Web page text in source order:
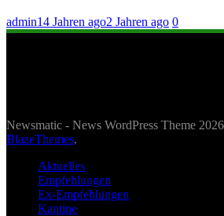
admin14 Jahren ago2 Jahren ago 0
Newsmatic - News WordPress Theme
BlazeThemes.
Aktuelles
Empfehlungen
Ex-Empfehlungen
Kantine